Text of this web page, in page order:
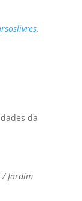
.
da
/ Jardim